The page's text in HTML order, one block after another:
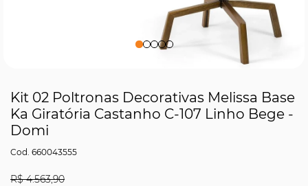
Kit 02 Poltronas Decorativas Melissa Base
Ka Giratória Castanho C-107 Linho Bege -
Domi
660043555
R$ 4.563,90